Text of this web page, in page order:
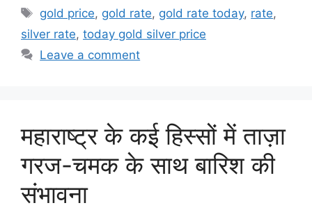
Tags
gold price, gold rate, gold rate today, rate,
silver rate, today gold silver price
Leave a comment
महाराष्ट्र के कई हिस्सों में ताज़ा
गरज-चमक के साथ बारिश की
संभावना